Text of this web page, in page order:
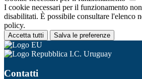
I cookie necessari per il funzionamento
disabilitati. È possibile consultare l'elenco
policy.
Accetta tutti Salva le preferenze
I.C. Uruguay
Contatti